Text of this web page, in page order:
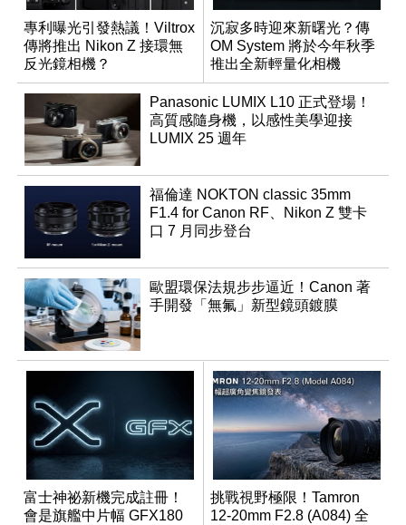
專利曝光引發熱議！Viltrox
傳將推出 Nikon Z 接環無
反光鏡相機？
沉寂多時迎來新曙光？傳
OM System 將於今年秋季
推出全新輕量化相機
Panasonic LUMIX L10 正式登場！
高質感隨身機，以感性美學迎接
LUMIX 25 週年
福倫達 NOKTON classic 35mm
F1.4 for Canon RF、Nikon Z 雙卡
口 7 月同步登台
歐盟環保法規步步逼近！Canon 著
手開發「無氟」新型鏡頭鍍膜
富士神祕新機完成註冊！
會是旗艦中片幅 GFX180
挑戰視野極限！Tamron
12-20mm F2.8 (A084) 全